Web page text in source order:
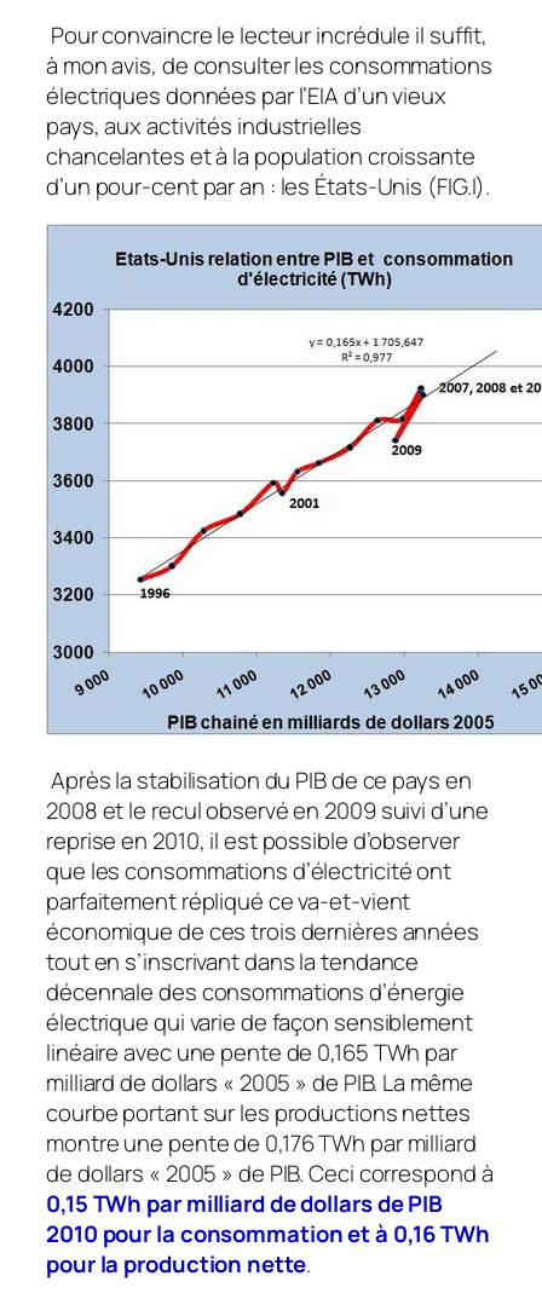
Pour convaincre le lecteur incrédule il suffit,
à mon avis, de consulter les consommations
électriques données par l’EIA d’un vieux
pays, aux activités industrielles
chancelantes et à la population croissante
d’un pour-cent par an : les États-Unis (FIG.I).
Après la stabilisation du PIB de ce pays en
2008 et le recul observé en 2009 suivi d’une
reprise en 2010, il est possible d’observer
que les consommations d’électricité ont
parfaitement répliqué ce va-et-vient
économique de ces trois dernières années
tout en s’inscrivant dans la tendance
décennale des consommations d’énergie
électrique qui varie de façon sensiblement
linéaire avec une pente de 0,165 TWh par
milliard de dollars « 2005 » de PIB. La même
courbe portant sur les productions nettes
montre une pente de 0,176 TWh par milliard
de dollars « 2005 » de PIB. Ceci correspond à
0,15 TWh par milliard de dollars de PIB
2010 pour la consommation et à 0,16 TWh
pour la production nette.